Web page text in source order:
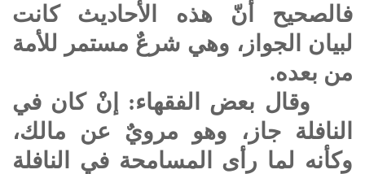
فالصحيح أنّ هذه الأحاديث كانت
لبيان الجواز، وهي شرعٌ مستمر للأمة
من بعده.
وقال بعض الفقهاء: إنْ كان في
النافلة جاز، وهو مرويٌ عن مالك،
وكأنه لما رأى المسامحة في النافلة